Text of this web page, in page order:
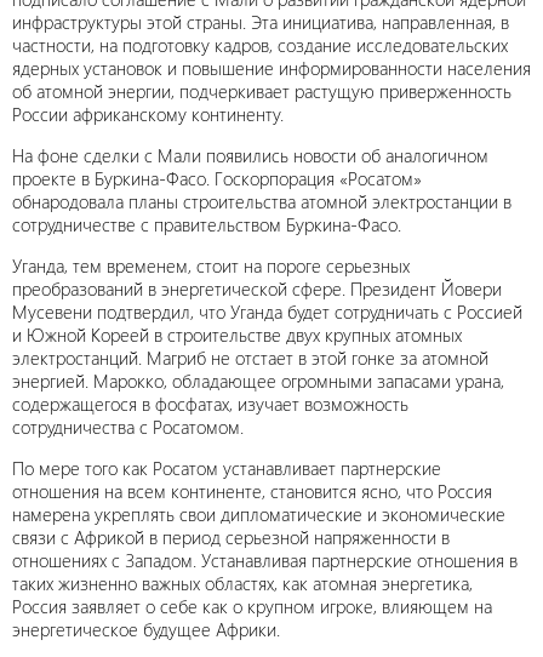
инфраструктуры этой страны. Эта инициатива, направленная, в
частности, на подготовку кадров, создание исследовательских
ядерных установок и повышение информированности населения
об атомной энергии, подчеркивает растущую приверженность
России африканскому континенту.
На фоне сделки с Мали появились новости об аналогичном
проекте в Буркина-Фасо. Госкорпорация «Росатом»
обнародовала планы строительства атомной электростанции в
сотрудничестве с правительством Буркина-Фасо.
Уганда, тем временем, стоит на пороге серьезных
преобразований в энергетической сфере. Президент Йовери
Мусевени подтвердил, что Уганда будет сотрудничать с Россией
и Южной Кореей в строительстве двух крупных атомных
электростанций. Магриб не отстает в этой гонке за атомной
энергией. Марокко, обладающее огромными запасами урана,
содержащегося в фосфатах, изучает возможность
сотрудничества с Росатомом.
По мере того как Росатом устанавливает партнерские
отношения на всем континенте, становится ясно, что Россия
намерена укреплять свои дипломатические и экономические
связи с Африкой в период серьезной напряженности в
отношениях с Западом. Устанавливая партнерские отношения в
таких жизненно важных областях, как атомная энергетика,
Россия заявляет о себе как о крупном игроке, влияющем на
энергетическое будущее Африки.